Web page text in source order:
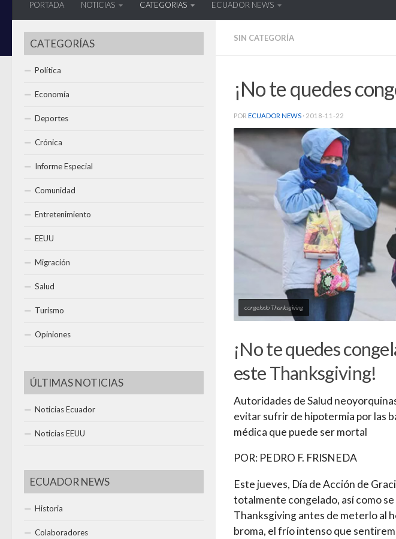
PORTADA NOTICIAS CATEGORIAS ECUADOR NEWS
SIN CATEGORÍA
¡No te quedes
POR ECUADOR NEWS · 2018-11-22
congelado Thanksgiving
¡No te quedes
este Thanksgiving!
Autoridades de Salud
evitar sufrir de hipotermia por las
médica que puede ser mortal
POR: PEDRO F. FRISNEDA
Este jueves, Día de Acción de
totalmente congelado, así como
Thanksgiving antes de meterlo al
broma, el frío intenso que
CATEGORÍAS
Política
Economía
Deportes
Crónica
Informe Especial
Comunidad
Entretenimiento
EEUU
Migración
Salud
Turismo
Opiniones
ÚLTIMAS NOTICIAS
Noticias Ecuador
Noticias EEUU
ECUADOR NEWS
Historia
Colaboradores